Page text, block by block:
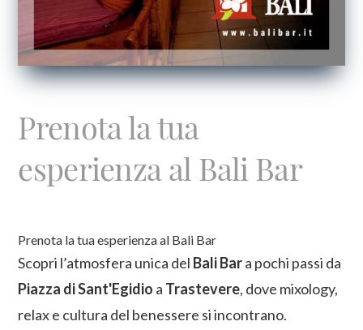
Prenota la tua
esperienza al Bali Bar
Prenota la tua esperienza al Bali Bar
Scopri l’atmosfera unica del Bali Bara pochi passi da
Piazza di Sant'Egidio a Trastevere, dove mixology,
relax e cultura del benessere si incontrano.